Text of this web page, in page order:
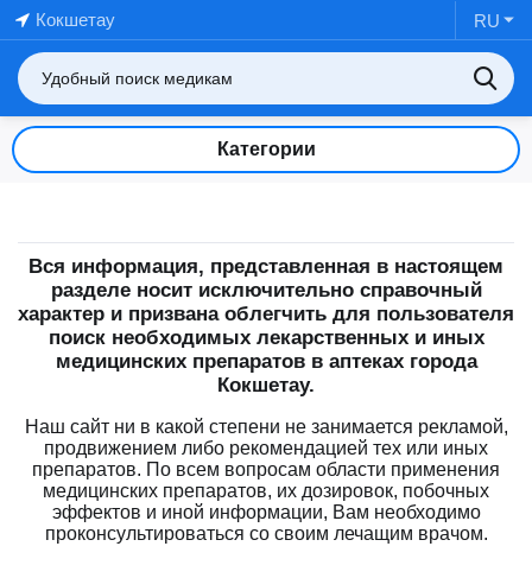
Кокшетау RU
Категории
Вся информация, представленная в настоящем
разделе носит исключительно справочный
характер и призвана облегчить для пользователя
поиск необходимых лекарственных и иных
медицинских препаратов в аптеках города
Кокшетау.
Наш сайт ни в какой степени не занимается рекламой,
продвижением либо рекомендацией тех или иных
препаратов. По всем вопросам области применения
медицинских препаратов, их дозировок, побочных
эффектов и иной информации, Вам необходимо
проконсультироваться со своим лечащим врачом.